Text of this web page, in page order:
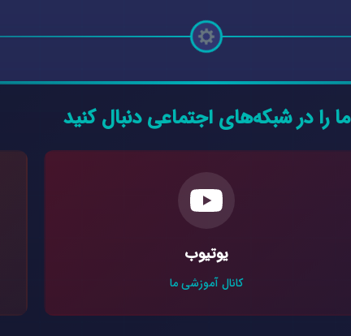
ما را در شبکه‌های اجتماعی دنبال کنید
یوتیوب
کانال آموزشی ما